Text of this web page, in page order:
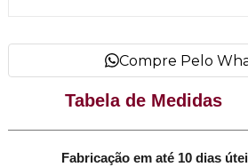
Compre Pelo
Tabela de Medidas
Fabricação em até 10 dias